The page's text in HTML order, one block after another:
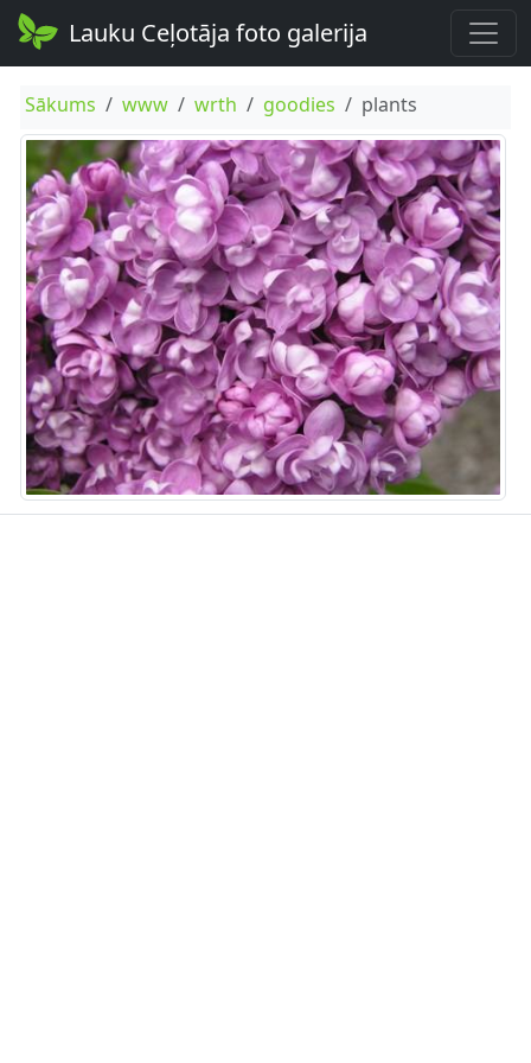
Lauku Ceļotāja foto galerija
Sākums www wrth goodies plants